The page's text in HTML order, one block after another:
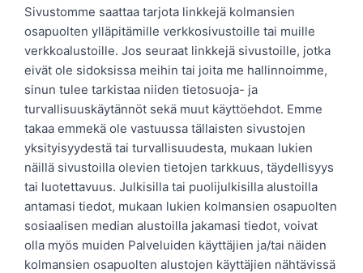
Sivustomme saattaa tarjota linkkejä kolmansien
osapuolten ylläpitämille verkkosivustoille tai muille
verkkoalustoille. Jos seuraat linkkejä sivustoille, jotka
eivät ole sidoksissa meihin tai joita me hallinnoimme,
sinun tulee tarkistaa niiden tietosuoja- ja
turvallisuuskäytännöt sekä muut käyttöehdot. Emme
takaa emmekä ole vastuussa tällaisten sivustojen
yksityisyydestä tai turvallisuudesta, mukaan lukien
näillä sivustoilla olevien tietojen tarkkuus, täydellisyys
tai luotettavuus. Julkisilla tai puolijulkisilla alustoilla
antamasi tiedot, mukaan lukien kolmansien osapuolten
sosiaalisen median alustoilla jakamasi tiedot, voivat
olla myös muiden Palveluiden käyttäjien ja/tai näiden
kolmansien osapuolten alustojen käyttäjien nähtävissä